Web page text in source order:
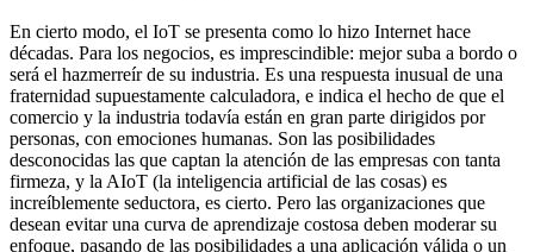
En cierto modo, el IoT se presenta como lo hizo Internet hace
décadas. Para los negocios, es imprescindible: mejor suba a bordo o
será el hazmerreír de su industria. Es una respuesta inusual de una
fraternidad supuestamente calculadora, e indica el hecho de que el
comercio y la industria todavía están en gran parte dirigidos por
personas, con emociones humanas. Son las posibilidades
desconocidas las que captan la atención de las empresas con tanta
firmeza, y la AIoT (la inteligencia artificial de las cosas) es
increíblemente seductora, es cierto. Pero las organizaciones que
desean evitar una curva de aprendizaje costosa deben moderar su
enfoque, pasando de las posibilidades a una aplicación válida o un